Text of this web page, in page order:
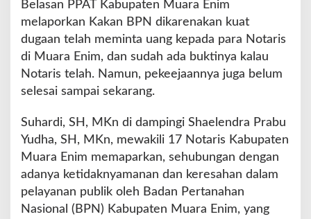
Belasan PPAT Kabupaten Muara Enim
melaporkan Kakan BPN dikarenakan kuat
dugaan telah meminta uang kepada para Notaris
di Muara Enim, dan sudah ada buktinya kalau
Notaris telah. Namun, pekeejaannya juga belum
selesai sampai sekarang.
Suhardi, SH, MKn di dampingi Shaelendra Prabu
Yudha, SH, MKn, mewakili 17 Notaris Kabupaten
Muara Enim memaparkan, sehubungan dengan
adanya ketidaknyamanan dan keresahan dalam
pelayanan publik oleh Badan Pertanahan
Nasional (BPN) Kabupaten Muara Enim, yang